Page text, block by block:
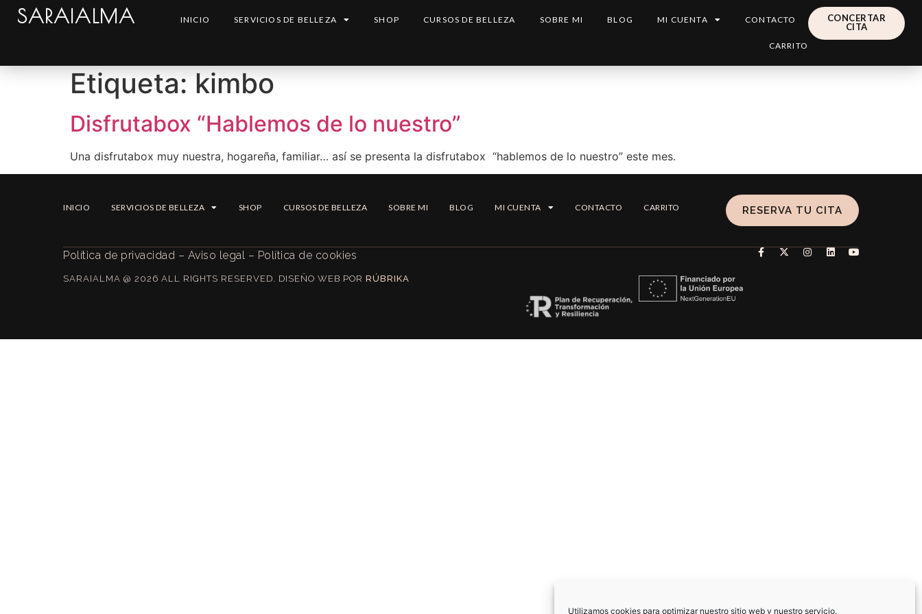
Utilizamos cookies para optimizar nuestro sitio web y nuestro servicio.
SARAIALMA INICIO SERVICIOS DE BELLEZA SHOP CURSOS DE BELLEZA SOBRE MI BLOG MI CUENTA CONTACTO
CARRITO
CONCERTAR
CITA
Etiqueta: kimbo
Disfrutabox “Hablemos de lo nuestro”
Una disfrutabox muy nuestra, hogareña, familiar… así se presenta la disfrutabox “hablemos de lo nuestro” este mes.
INICIO SERVICIOS DE BELLEZA SHOP CURSOS DE BELLEZA SOBRE MI BLOG MI CUENTA CONTACTO CARRITO RESERVA TU CITA
Política de privacidad – Aviso legal – Política de cookies
SARAIALMA @ 2026 ALL RIGHTS RESERVED. DISEÑO WEB POR RÚBRIKA